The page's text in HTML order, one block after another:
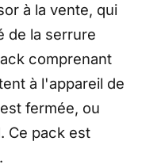
à la vente, qui
de la serrure
comprenant
à l'appareil de
fermée, ou
Ce pack est